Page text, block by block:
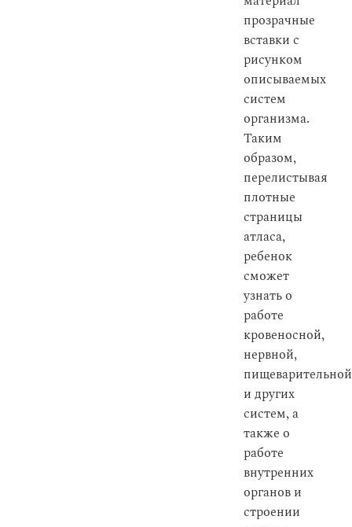
прозрачные
вставки с
рисунком
описываемых
систем
организма.
Таким
образом,
перелистывая
плотные
страницы
атласа,
ребенок
сможет
узнать о
работе
кровеносной,
нервной,
пищеварительной
и других
систем, а
также о
работе
внутренних
органов и
строении